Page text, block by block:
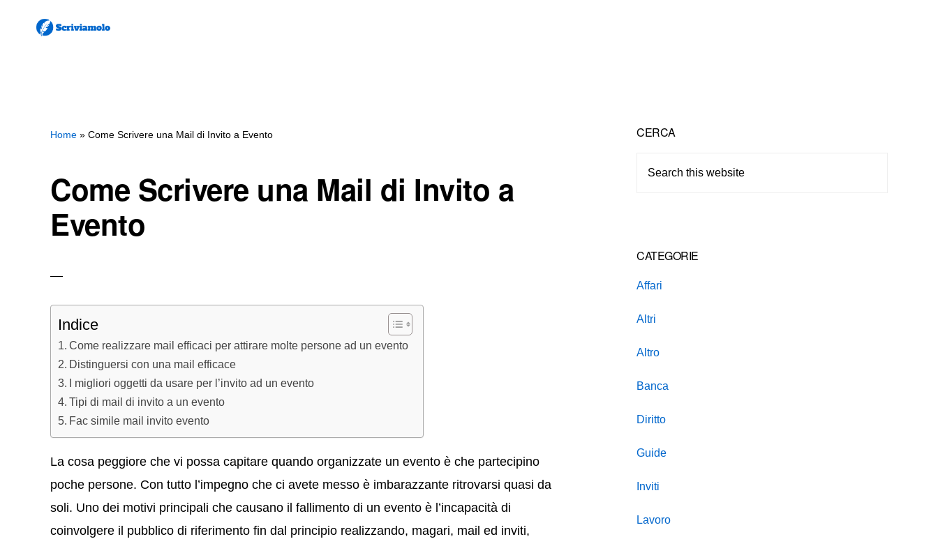
Home » Come Scrivere una Mail di Invito a Evento
Come Scrivere una Mail di Invito a
Evento
Indice
Come realizzare mail efficaci per attirare molte persone ad un evento
Distinguersi con una mail efficace
I migliori oggetti da usare per l’invito ad un evento
Tipi di mail di invito a un evento
Fac simile mail invito evento
La cosa peggiore che vi possa capitare quando organizzate un evento è che partecipino
poche persone. Con tutto l’impegno che ci avete messo è imbarazzante ritrovarsi quasi da
soli. Uno dei motivi principali che causano il fallimento di un evento è l’incapacità di
coinvolgere il pubblico di riferimento fin dal principio realizzando, magari, mail ed inviti,
Primary
Sidebar
CERCA
CATEGORIE
Affari
Altri
Altro
Banca
Diritto
Guide
Inviti
Lavoro